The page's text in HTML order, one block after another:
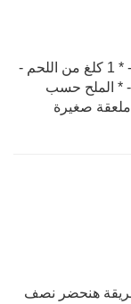
مقادير طبق الكسكس * 1 كلغ من الكسكس - * 1 كلغ من اللحم -
* الملح حسب
صغيرة
هنحضر نصف